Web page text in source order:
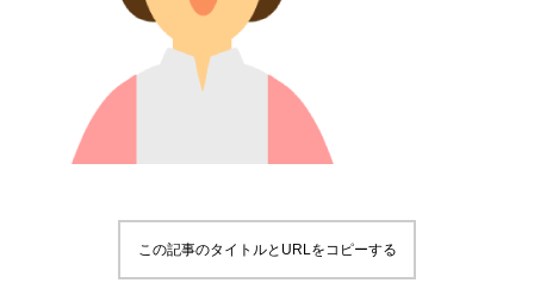
この記事のタイトルとURLをコピーする